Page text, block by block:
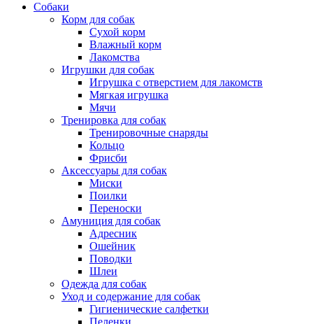
Собаки
Корм для собак
Сухой корм
Влажный корм
Лакомства
Игрушки для собак
Игрушка с отверстием для лакомств
Мягкая игрушка
Мячи
Тренировка для собак
Тренировочные снаряды
Кольцо
Фрисби
Аксессуары для собак
Миски
Поилки
Переноски
Амуниция для собак
Адресник
Ошейник
Поводки
Шлеи
Одежда для собак
Уход и содержание для собак
Гигиенические салфетки
Пеленки